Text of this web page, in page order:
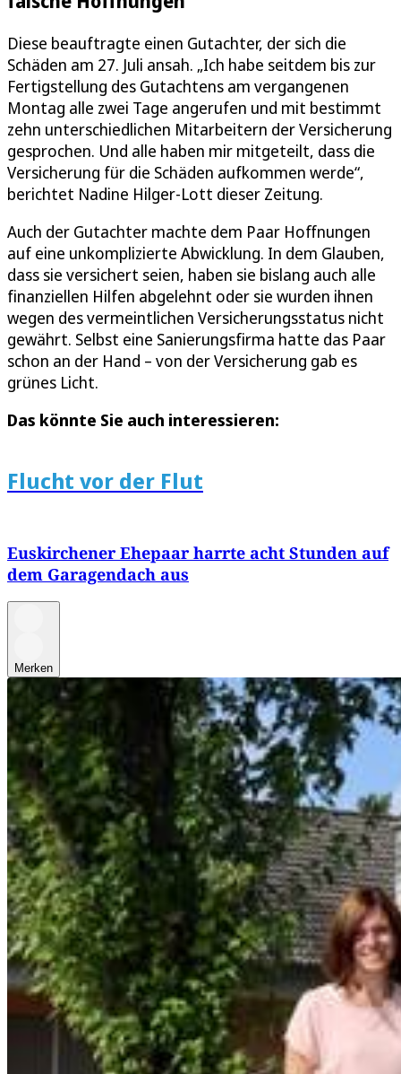
Diese beauftragte einen Gutachter, der sich die
Schäden am 27. Juli ansah. „Ich habe seitdem bis zur
Fertigstellung des Gutachtens am vergangenen
Montag alle zwei Tage angerufen und mit bestimmt
zehn unterschiedlichen Mitarbeitern der Versicherung
gesprochen. Und alle haben mir mitgeteilt, dass die
Versicherung für die Schäden aufkommen werde“,
berichtet Nadine Hilger-Lott dieser Zeitung.
Auch der Gutachter machte dem Paar Hoffnungen
auf eine unkomplizierte Abwicklung. In dem Glauben,
dass sie versichert seien, haben sie bislang auch alle
finanziellen Hilfen abgelehnt oder sie wurden ihnen
wegen des vermeintlichen Versicherungsstatus nicht
gewährt. Selbst eine Sanierungsfirma hatte das Paar
schon an der Hand – von der Versicherung gab es
grünes Licht.
Das könnte Sie auch interessieren:
Flucht vor der Flut
Euskirchener Ehepaar harrte acht Stunden auf
dem Garagendach aus
Merken